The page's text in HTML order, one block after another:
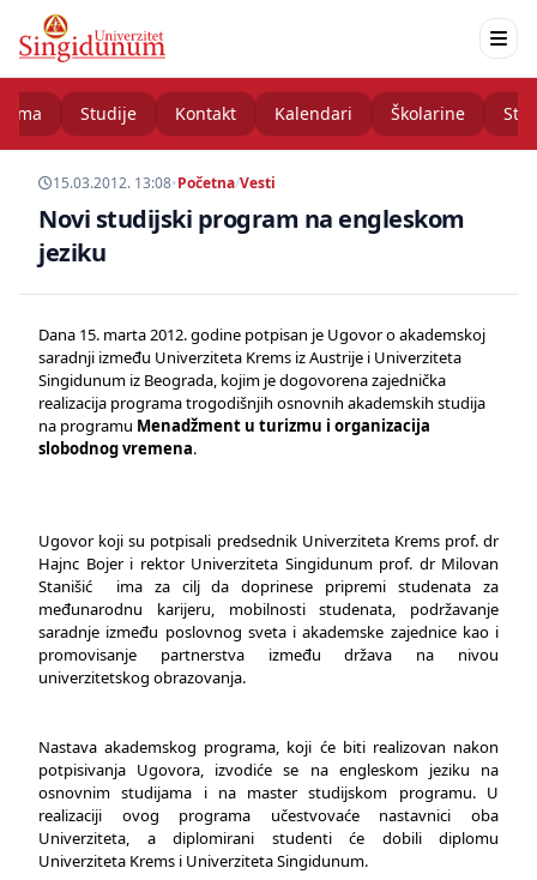
Studije Kontakt Kalendari Školarine
15.03.2012. 13:08•Početna/Vesti
Novi studijski program na engleskom
jeziku
Dana 15. marta 2012. godine potpisan je Ugovor o akademskoj
saradnji između Univerziteta Krems iz Austrije i Univerziteta
Singidunum iz Beograda, kojim je dogovorena zajednička
realizacija programa trogodišnjih osnovnih akademskih studija
na programu Menadžment u turizmu i organizacija
slobodnog vremena.
Ugovor koji su potpisali predsednik Univerziteta Krems prof. dr
Hajnc Bojer i rektor Univerziteta Singidunum prof. dr Milovan
Stanišić ima za cilj da doprinese pripremi studenata za
međunarodnu karijeru, mobilnosti studenata, podržavanje
saradnje između poslovnog sveta i akademske zajednice kao i
promovisanje partnerstva između država na nivou
univerzitetskog obrazovanja.
Nastava akademskog programa, koji će biti realizovan nakon
potpisivanja Ugovora, izvodiće se na engleskom jeziku na
osnovnim studijama i na master studijskom programu. U
realizaciji ovog programa učestvovaće nastavnici oba
Univerziteta, a diplomirani studenti će dobili diplomu
Univerziteta Krems i Univerziteta Singidunum.